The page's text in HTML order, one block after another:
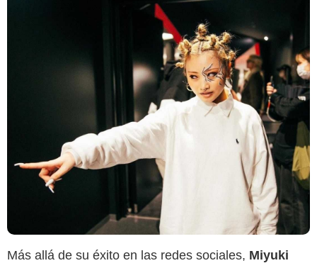
Más allá de su éxito en las redes sociales, Miyuki
Instagram @miyu23_official